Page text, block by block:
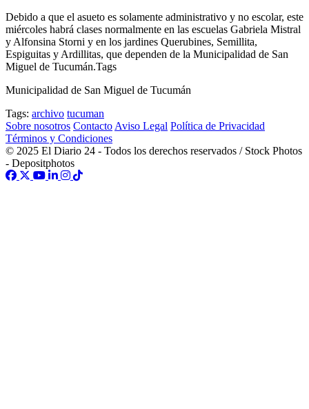
Debido a que el asueto es solamente administrativo y no escolar, este
miércoles habrá clases normalmente en las escuelas Gabriela Mistral
y Alfonsina Storni y en los jardines Querubines, Semillita,
Espiguitas y Ardillitas, que dependen de la Municipalidad de San
Miguel de Tucumán.Tags
Municipalidad de San Miguel de Tucumán
Tags: archivo tucuman
Sobre nosotros Contacto Aviso Legal Política de Privacidad
Términos y Condiciones
© 2025 El Diario 24 - Todos los derechos reservados / Stock Photos
- Depositphotos